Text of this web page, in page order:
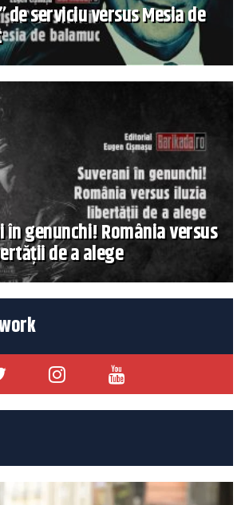
de serviciu versus Mesia de
în genunchi! România versus
de a alege